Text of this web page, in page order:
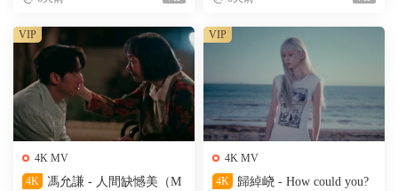
4K MV
4K
馮允謙 - 人間缺憾美（M
VIP
4K MV
4K
歸綽峣 - How could you?
VIP